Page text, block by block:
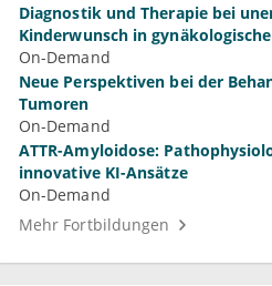
Diagnostik und Therapie bei
Kinderwunsch in
On-Demand
Neue Perspektiven bei der
Tumoren
On-Demand
ATTR-Amyloidose:
innovative KI-Ansätze
On-Demand
Mehr Fortbildungen